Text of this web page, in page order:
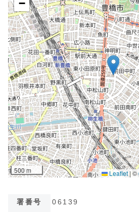
署番号 06139